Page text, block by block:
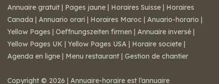
Annuaire gratuit | Pages jaune | Horaires Suisse | Horaires
Canada | Annuario orari | Horaires Maroc | Anuario-horario |
Yellow Pages | Oeffnungszeiten firmen | Annuaire inversé |
Yellow Pages UK | Yellow Pages USA | Horaire societe |
Agenda en ligne | Menu restaurant | Gestion de chantier
Copyright © 2026 | Annuaire-horaire est l’annuaire